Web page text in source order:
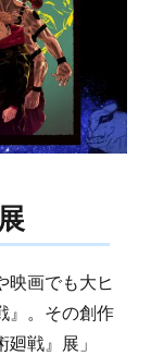
映画でも大ヒ
』。その創作
戦』展」